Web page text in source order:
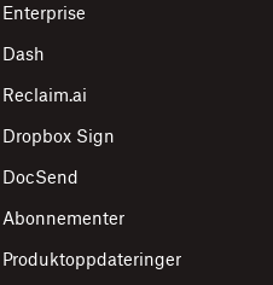
Enterprise
Dash
Reclaim.ai
Dropbox Sign
DocSend
Abonnementer
Produktoppdateringer